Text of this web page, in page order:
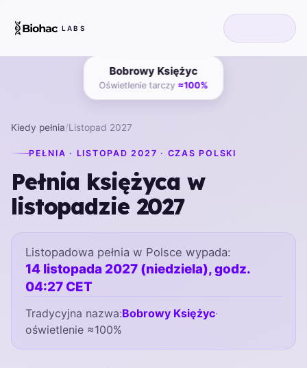
LABS
Kiedy pełnia/Listopad 2027
PEŁNIA · LISTOPAD 2027 · CZAS POLSKI
Pełnia księżyca w
listopadzie 2027
Listopadowa pełnia w Polsce wypada:
14 listopada 2027 (niedziela), godz.
04:27 CET
Tradycyjna nazwa:Bobrowy Księżyc·
oświetlenie ≈100%
Bobrowy Księżyc
Oświetlenie tarczy ≈100%